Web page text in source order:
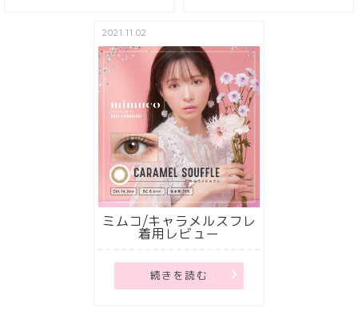
2021.11.02
ミムコ/キャラメルスフレ
着用レビュー
続きを読む